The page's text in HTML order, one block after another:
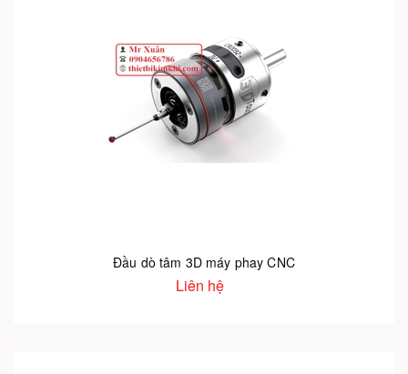
Đầu dò tâm 3D máy phay CNC
Liên hệ